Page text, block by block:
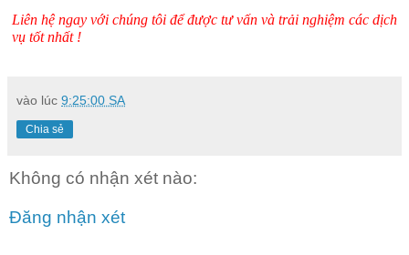
Liên hệ ngay với chúng tôi để được tư vấn và trải nghiệm các dịch
vụ tốt nhất !
vào lúc 9:25:00 SA
Chia sẻ
Không có nhận xét nào:
Đăng nhận xét